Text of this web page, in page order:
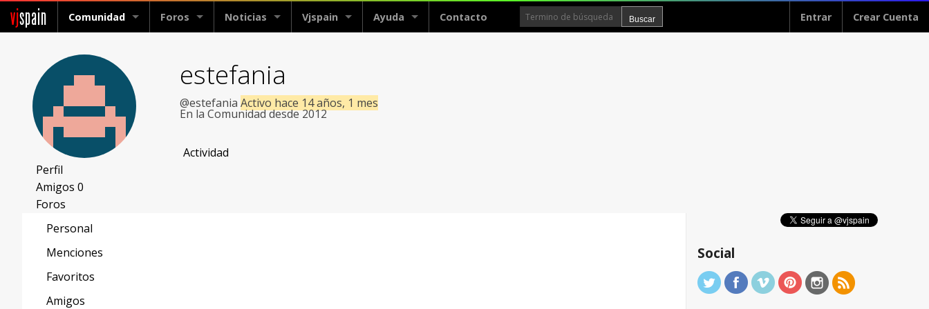
vjspain Comunidad Foros Noticias Vjspain Ayuda Contacto Entrar Crear Cuenta
estefania
@estefania Activo hace 14 años, 1 mes
En la Comunidad desde 2012
Actividad
Perfil
Amigos 0
Foros
Personal
Menciones
Favoritos
Amigos
Social